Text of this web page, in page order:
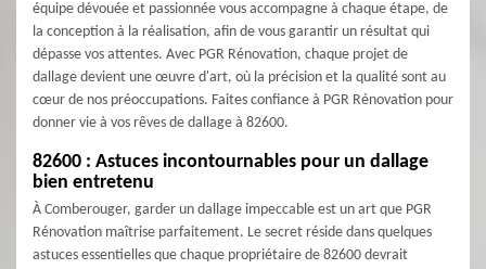
équipe dévouée et passionnée vous accompagne à chaque étape, de
la conception à la réalisation, afin de vous garantir un résultat qui
dépasse vos attentes. Avec PGR Rénovation, chaque projet de
dallage devient une œuvre d'art, où la précision et la qualité sont au
cœur de nos préoccupations. Faites confiance à PGR Rénovation pour
donner vie à vos rêves de dallage à 82600.
82600 : Astuces incontournables pour un dallage
bien entretenu
À Comberouger, garder un dallage impeccable est un art que PGR
Rénovation maîtrise parfaitement. Le secret réside dans quelques
astuces essentielles que chaque propriétaire de 82600 devrait